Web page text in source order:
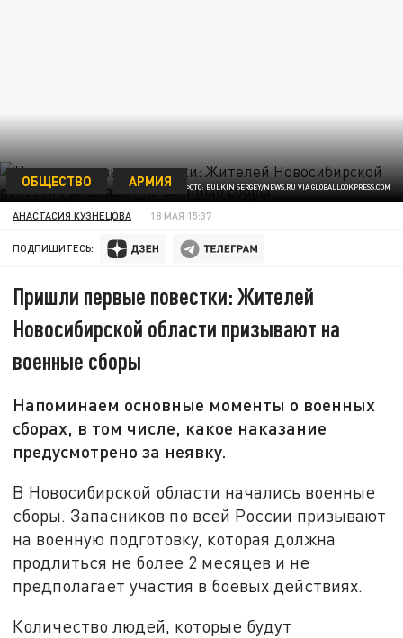
ФОТО: BULKIN SERGEY/NEWS.RU VIA GLOBALLOOKPRESS.COM
ОБЩЕСТВО АРМИЯ
АНАСТАСИЯ КУЗНЕЦОВА 18 МАЯ 15:37
ПОДПИШИТЕСЬ:
Пришли первые повестки: Жителей
Новосибирской области призывают на
военные сборы
Напоминаем основные моменты о военных
сборах, в том числе, какое наказание
предусмотрено за неявку.
В Новосибирской области начались военные
сборы. Запасников по всей России призывают
на военную подготовку, которая должна
продлиться не более 2 месяцев и не
предполагает участия в боевых действиях.
Количество людей, которые будут